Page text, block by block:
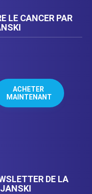
LE CANCER PAR
ACHETER
MAINTENANT
DE LA